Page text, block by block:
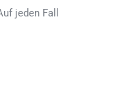
jeden Fall